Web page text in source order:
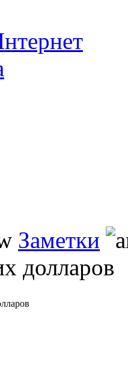
Заметки
долларов